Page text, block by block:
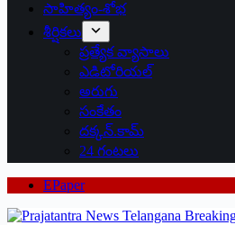
సాహిత్యం-శోభ
శీర్షికలు
ప్రత్యేక వ్యాసాలు
ఎడిటోరియల్
అరుగు
సంకేతం
దక్కన్.కామ్
24 గంటలు
EPaper